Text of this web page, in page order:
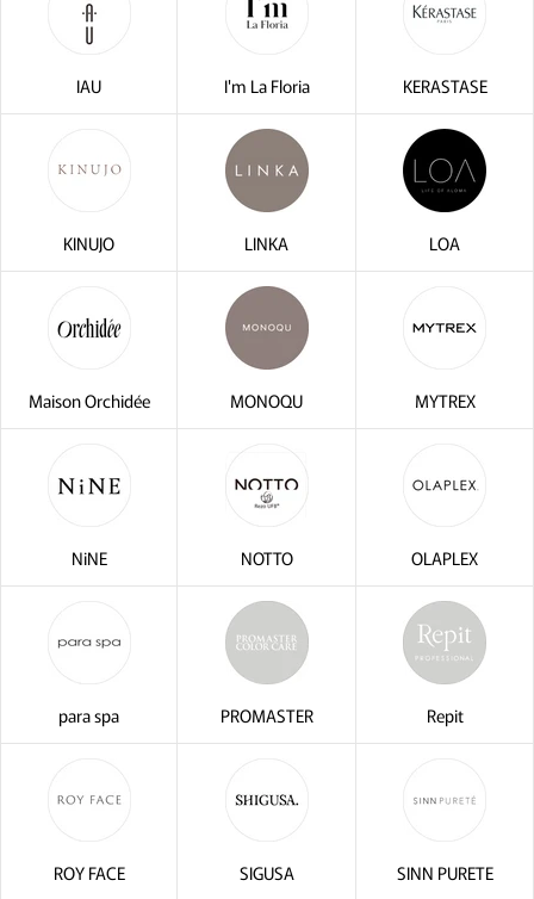
IAU I'm La Floria KERASTASE
KINUJO LINKA LOA
Maison Orchidée MONOQU MYTREX
NiNE NOTTO OLAPLEX
para spa PROMASTER Repit
ROY FACE SIGUSA SINN PURETE